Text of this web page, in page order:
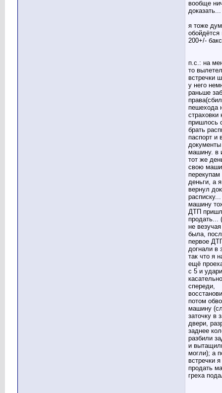
вообще
доказать...
я тоже
обойдётся
200+/-
п.с.: на
то
встречки
у него
раньше
права(сбил
пешехода
страховки
пришлось
брать
паспорт и
машину. в
тот же
свою
перекупам
деньги, а
вернул
машину
ДТП
продать...
не
была,
первое
догнали в
так что я
ещё
с 5 и
спереди,
потом
машину
заточку в
двери,
заднее
разбили
и
могли); а
встречки
продать
греха